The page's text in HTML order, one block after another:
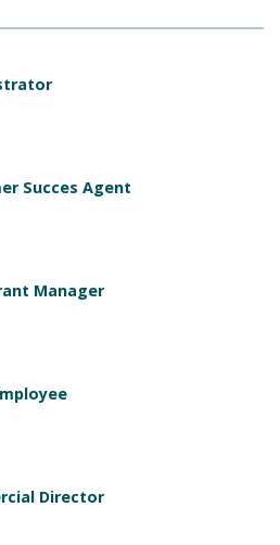
Succes Agent
Manager
Director